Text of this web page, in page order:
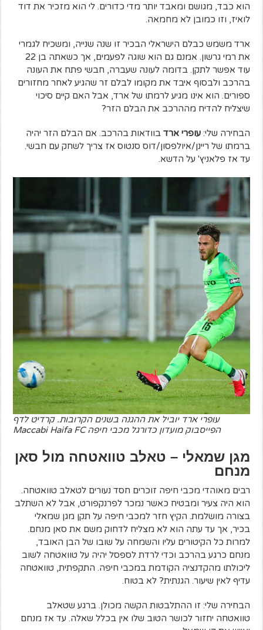
הוא כבד, מגושם ומאבד יותר מדי כדורים. לי הוא מזכיר את דוד
לואיז, וזו כמובן לא מחמאה.
ארד משמש כבלם הישראלי הבכיר זו שנה שנייה, ומשכיח לגמרי
את רמי גרשון. אמנם גם הוא שוגה לפעמים, אך כשאתה בן 22
עוד אפשר לתקן. בדומה לעונה שעברה, חבשי פתח את העונה
בהרכב ולבסוף איבד את מקומו לבלם זר שהגיע לאחר מחזורים
ספורים. הוא אינו מגיע לרמתו של ארד, אבל האם קיים סיכוי
שיצליח להדיח מההרכב את הבלם הזר?
הבחירה שלי:עופרי ארד בוודאות בהרכב. אם הבלם הזר יהיה
ברמתו של ריינן/איולפסון/דוס סנטוס אז צריך לשחק עם חבשי.
עד אז פלאניץ' על הדשא.
עופרי ארד יוביל את ההגנה בשנים הקרובות. קרדיט לדף
הפייסבוק מועדון כדורגל מכבי חיפה Maccabi Haifa FC
מגן שמאלי – טאלב טוואטחה מול סאן
מנחם
רבים מאוהדי מכבי חיפה זוכרים חסד נעורים לטאלב טוואטחה.
הוא היה צעיר ומבטיח כאשר נמכר לפרנקפורט, אבל לא השתלב
בצורה מושלמת. הקיץ חזר למכבי חיפה על תקן מגן שמאלי
בכיר, אך עד עתה הוא לא מצליח לדחוק משם את סאן מנחם.
למרות כל הקיטורים עליו והשמחה על שובו של הבן האובד,
מנחם כרגע בהרכב וכדי לרדת לספסל יהיה על טוואטחה לשוב
ליכולתו מהקדנציה הקודמת במכבי חיפה. התקפתית, טוואטחה
עדיף לאין שיעור. הגנתית? לא בטוח.
הבחירה שלי: זו ההתלבטות הקשה מכולן. ברגע שטאלב
טוואטחה יחזור לכושר הטוב שלו אין בכלל שאלה. עד אז מנחם